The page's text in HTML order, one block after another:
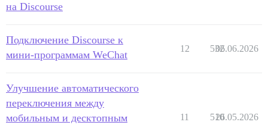
на Discourse
Подключение Discourse к
мини-программам WeChat
12 532
06.06.2026
Улучшение автоматического
переключения между
мобильным и десктопным
11 510
26.05.2026